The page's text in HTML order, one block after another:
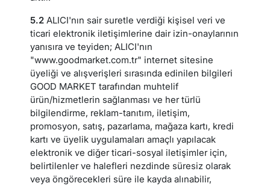
5.2 ALICI'nın sair suretle verdiği kişisel veri ve
ticari elektronik iletişimlerine dair izin-onaylarının
yanısıra ve teyiden; ALICI'nın
"www.goodmarket.com.tr" internet sitesine
üyeliği ve alışverişleri sırasında edinilen bilgileri
GOOD MARKET tarafından muhtelif
ürün/hizmetlerin sağlanması ve her türlü
bilgilendirme, reklam-tanıtım, iletişim,
promosyon, satış, pazarlama, mağaza kartı, kredi
kartı ve üyelik uygulamaları amaçlı yapılacak
elektronik ve diğer ticari-sosyal iletişimler için,
belirtilenler ve halefleri nezdinde süresiz olarak
veya öngörecekleri süre ile kayda alınabilir,